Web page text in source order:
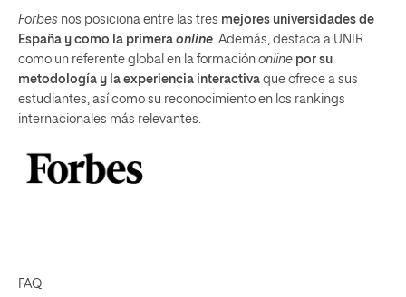
Forbes nos posiciona entre las tres mejores universidades de
España y como la primera online . Además, destaca a UNIR
como un referente global en la formación online por su
metodología y la experiencia interactiva que ofrece a sus
estudiantes, así como su reconocimiento en los rankings
internacionales más relevantes.
FAQ